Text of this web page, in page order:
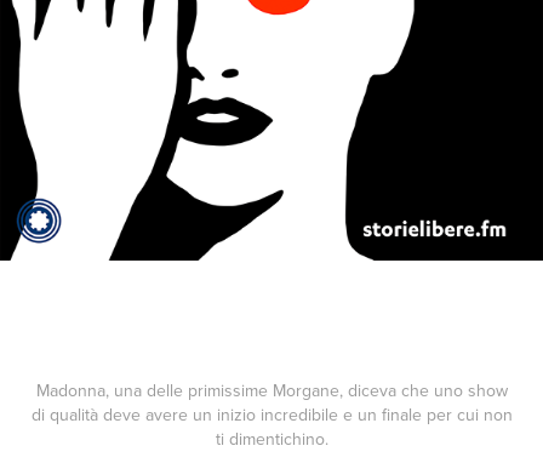
Madonna, una delle primissime Morgane, diceva che uno show
di qualità deve avere un inizio incredibile e un finale per cui non
ti dimentichino.